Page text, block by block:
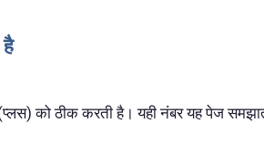
को ठीक करती है। यही नंबर यह पेज